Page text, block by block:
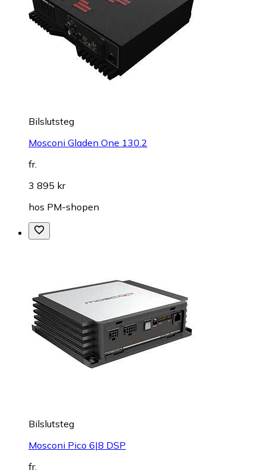
Bilslutsteg
Mosconi Gladen One 130.2
fr.
3 895 kr
hos PM-shopen
Bilslutsteg
Mosconi Pico 6|8 DSP
fr.